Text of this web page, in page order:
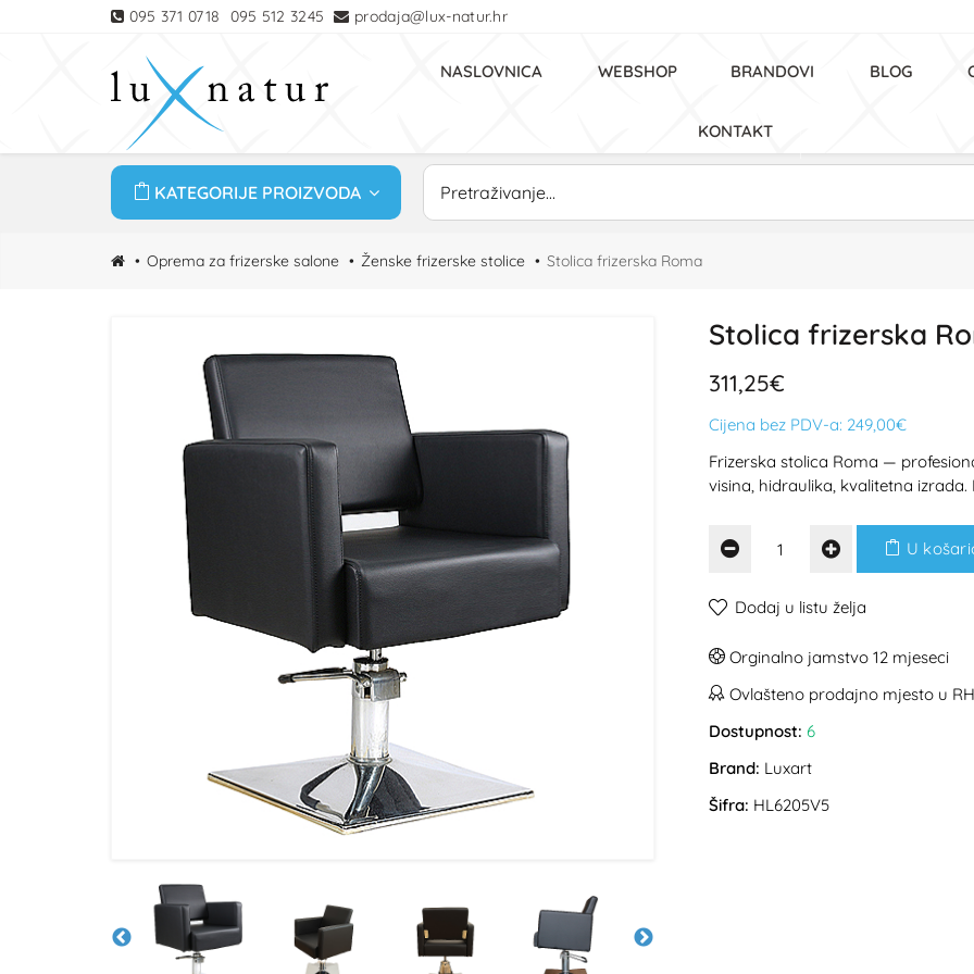
095 371 0718 095 512 3245 prodaja@lux-natur.hr
NASLOVNICA WEBSHOP BRANDOVI BLOG
KONTAKT
KATEGORIJE PROIZVODA
Oprema za frizerske salone Ženske frizerske stolice Stolica frizerska Roma
Stolica frizerska
311,25€
Cijena bez PDV-a: 249,00€
Frizerska stolica Roma —
visina, hidraulika, kvalitetna
U
Dodaj u listu želja
Orginalno jamstvo 12 mjeseci
Ovlašteno prodajno mjesto u RH
Dostupnost: 6
Brand: Luxart
Šifra: HL6205V5